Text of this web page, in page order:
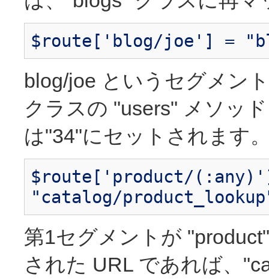
$route['blog/joe'] =
blog/joe というセグメン
クラスの "users" メソッ
は"34"にセットされます
$route['product/
"catalog/
第1セグメントが
された URL であれば、